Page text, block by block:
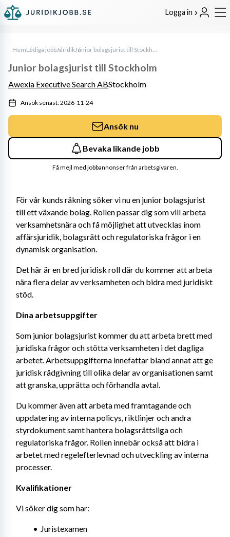
Logga in
HemLediga jobbJuridik Junior bolagsjurist till Stockholm
För vår kunds räkning söker vi nu en junior bolagsjurist
till ett växande bolag. Rollen passar dig som vill arbeta
verksamhetsnära och få möjlighet att utvecklas inom
affärsjuridik, bolagsrätt och regulatoriska frågor i en
dynamisk organisation.
Det här är en bred juridisk roll där du kommer att arbeta
nära flera delar av verksamheten och bidra med juridiskt
stöd.
Dina arbetsuppgifter
Som junior bolagsjurist kommer du att arbeta brett med
juridiska frågor och stötta verksamheten i det dagliga
arbetet. Arbetsuppgifterna innefattar bland annat att ge
juridisk rådgivning till olika delar av organisationen samt
att granska, upprätta och förhandla avtal.
Du kommer även att arbeta med framtagande och
uppdatering av interna policys, riktlinjer och andra
styrdokument samt hantera bolagsrättsliga och
regulatoriska frågor. Rollen innebär också att bidra i
arbetet med regelefterlevnad och utveckling av interna
processer.
Kvalifikationer
Vi söker dig som har:
Juristexamen
Junior bolagsjurist till Stockholm
Awexia Executive Search ABStockholm
Ansök senast: 2026-11-24
Ansök nu
Bevaka likande jobb
Få mejl med jobbannonser från arbetsgivaren.